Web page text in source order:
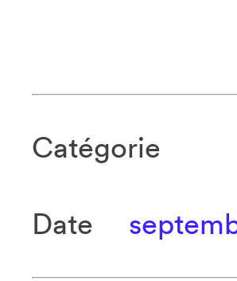
Catégorie
Date